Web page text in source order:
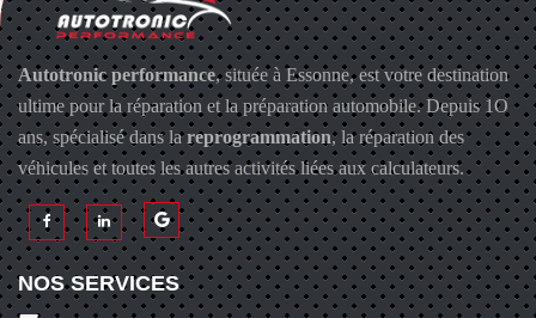
Autotronic performance, située à Essonne, est votre destination
ultime pour la réparation et la préparation automobile. Depuis 1O
ans, spécialisé dans lareprogrammation, la réparation des
véhicules et toutes les autres activités liées aux calculateurs.
NOS SERVICES